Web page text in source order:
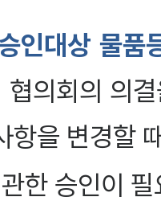
인대상 물품
협의회의 의
항을 변경할
한 승인이